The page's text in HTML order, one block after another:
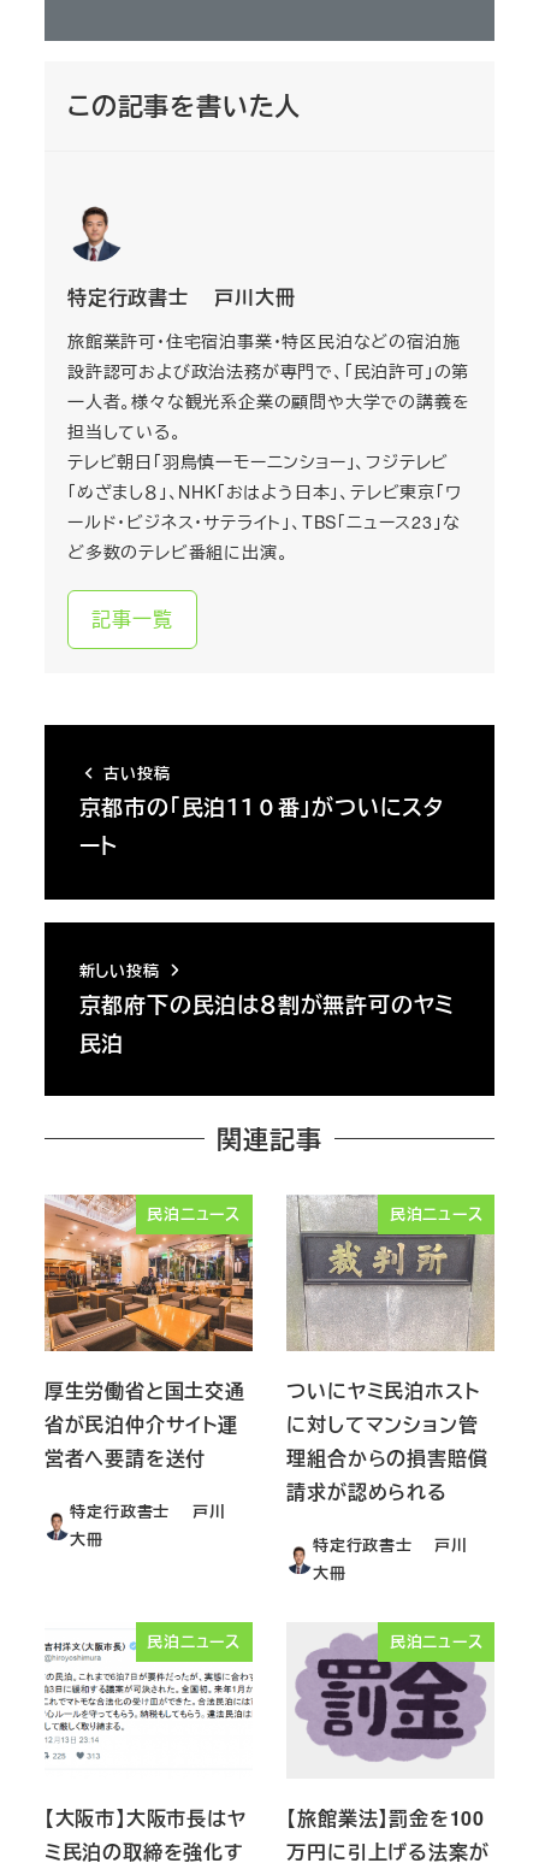
この記事を書いた人
特定行政書士 戸川大冊
旅館業許可・住宅宿泊事業・特区民泊などの宿泊施
設許認可および政治法務が専門で、「民泊許可」の第
一人者。様々な観光系企業の顧問や大学での講義を
担当している。
テレビ朝日「羽鳥慎一モーニンショー」、フジテレビ
「めざまし８」、NHK「おはよう日本」、テレビ東京「ワ
ールド・ビジネス・サテライト」、TBS「ニュース23」な
ど多数のテレビ番組に出演。
記事一覧
古い投稿
京都市の「民泊１１０番」がついにスタ
ート
新しい投稿
京都府下の民泊は８割が無許可のヤミ
民泊
関連記事
民泊ニュース
厚生労働省と国土交通
省が民泊仲介サイト運
営者へ要請を送付
特定行政書士 戸川
大冊
民泊ニュース
ついにヤミ民泊ホスト
に対してマンション管
理組合からの損害賠償
請求が認められる
特定行政書士 戸川
大冊
民泊ニュース
【大阪市】大阪市長はヤ
ミ民泊の取締を強化す
民泊ニュース
【旅館業法】罰金を100
万円に引上げる法案が